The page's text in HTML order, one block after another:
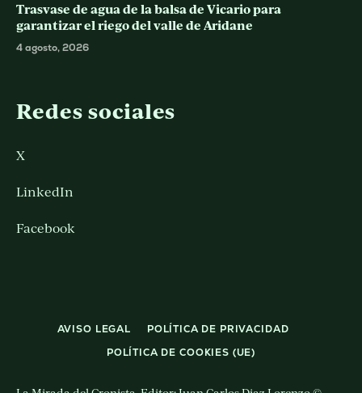
Trasvase de agua de la balsa de Vicario para
garantizar el riego del valle de Aridane
4 agosto, 2026
Redes sociales
X
LinkedIn
Facebook
AVISO LEGAL
POLÍTICA DE PRIVACIDAD
POLÍTICA DE COOKIES (UE)